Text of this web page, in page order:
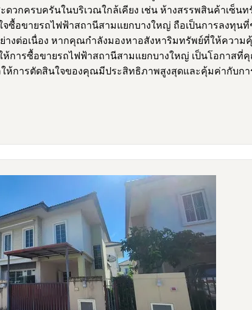
ดวกครบครันในบริเวณใกล้เคียง เช่น ห้างสรรพสินค้าเซ็
ซื้อขายรถไฟฟ้าสถานีสามแยกบางใหญ่ ถือเป็นการลงทุน
งต่อเนื่อง หากคุณกำลังมองหาอสังหาริมทรัพย์ที่ให้ควา
ห้การซื้อขายรถไฟฟ้าสถานีสามแยกบางใหญ่ เป็นโอกาส
ห้การตัดสินใจของคุณมีประสิทธิภาพสูงสุดและคุ้มค่ากับกา